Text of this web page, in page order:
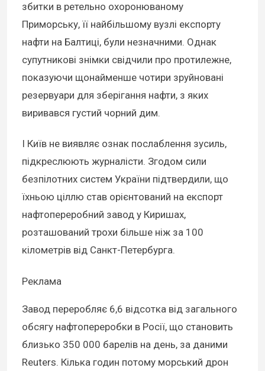
збитки в ретельно охоронюваному
Приморську, її найбільшому вузлі експорту
нафти на Балтиці, були незначними. Однак
супутникові знімки свідчили про протилежне,
показуючи щонайменше чотири зруйновані
резервуари для зберігання нафти, з яких
виривався густий чорний дим.
І Київ не виявляє ознак послаблення зусиль,
підкреслюють журналісти. Згодом сили
безпілотних систем України підтвердили, що
їхньою ціллю став орієнтований на експорт
нафтопереробний завод у Киришах,
розташований трохи більше ніж за 100
кілометрів від Санкт-Петербурга.
Реклама
Завод переробляє 6,6 відсотка від загального
обсягу нафтопереробки в Росії, що становить
близько 350 000 барелів на день, за даними
Reuters. Кілька годин потому морський дрон